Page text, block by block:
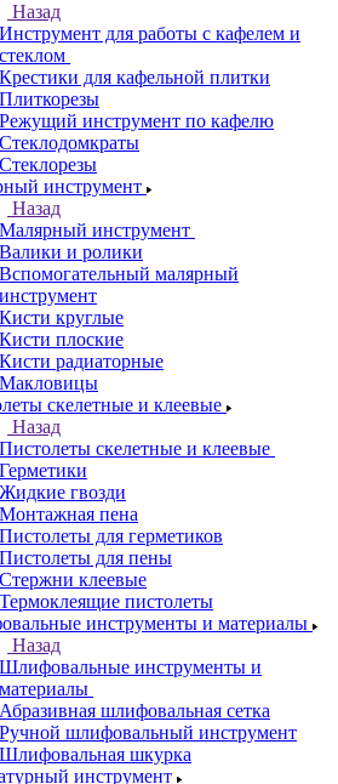
Назад
Инструмент для работы с кафелем и
стеклом
Крестики для кафельной плитки
Плиткорезы
Режущий инструмент по кафелю
Стеклодомкраты
Стеклорезы
инструмент
Назад
Малярный инструмент
Валики и ролики
Вспомогательный малярный
инструмент
Кисти круглые
Кисти плоские
Кисти радиаторные
Макловицы
скелетные и клеевые
Назад
Пистолеты скелетные и клеевые
Герметики
Жидкие гвозди
Монтажная пена
Пистолеты для герметиков
Пистолеты для пены
Стержни клеевые
Термоклеящие пистолеты
инструменты и материалы
Назад
Шлифовальные инструменты и
материалы
Абразивная шлифовальная сетка
Ручной шлифовальный инструмент
Шлифовальная шкурка
инструмент